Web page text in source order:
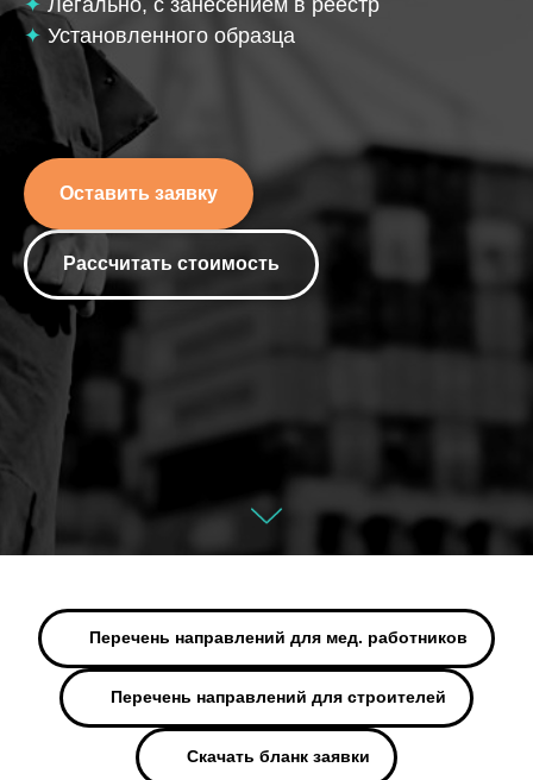
✦ Легально, с занесением в реестр
✦ Установленного образца
Оставить заявку
Рассчитать стоимость
Перечень направлений для мед. работников
Перечень направлений для строителей
Скачать бланк заявки